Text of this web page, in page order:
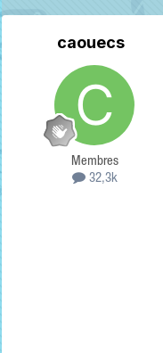
caouecs
Membres
32,3k